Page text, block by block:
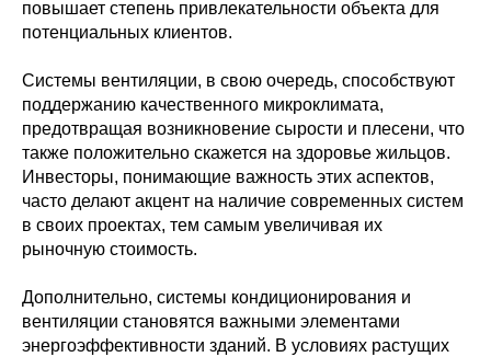
повышает степень привлекательности объекта для
потенциальных клиентов.
Системы вентиляции, в свою очередь, способствуют
поддержанию качественного микроклимата,
предотвращая возникновение сырости и плесени, что
также положительно скажется на здоровье жильцов.
Инвесторы, понимающие важность этих аспектов,
часто делают акцент на наличие современных систем
в своих проектах, тем самым увеличивая их
рыночную стоимость.
Дополнительно, системы кондиционирования и
вентиляции становятся важными элементами
энергоэффективности зданий. В условиях растущих